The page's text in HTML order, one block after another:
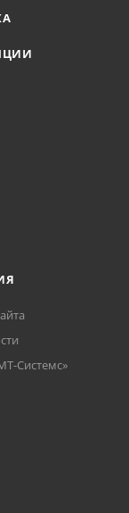
Системс»